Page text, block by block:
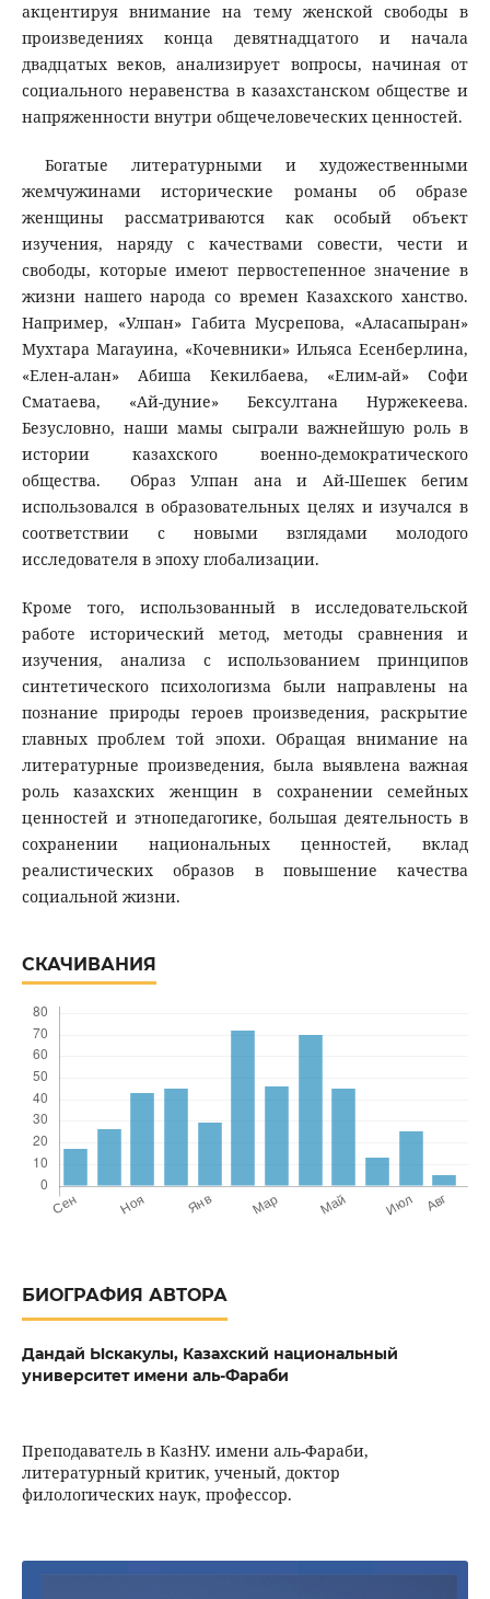
акцентируя внимание на тему женской свободы в
произведениях конца девятнадцатого и начала
двадцатых веков, анализирует вопросы, начиная от
социального неравенства в казахстанском обществе и
напряженности внутри общечеловеческих ценностей.
Богатые литературными и художественными
жемчужинами исторические романы об образе
женщины рассматриваются как особый объект
изучения, наряду с качествами совести, чести и
свободы, которые имеют первостепенное значение в
жизни нашего народа со времен Казахского ханство.
Например, «Улпан» Габита Мусрепова, «Аласапыран»
Мухтара Магауина, «Кочевники» Ильяса Есенберлина,
«Елен-алан» Абиша Кекилбаева, «Елим-ай» Софи
Сматаева, «Ай-дуние» Бексултана Нуржекеева.
Безусловно, наши мамы сыграли важнейшую роль в
истории казахского военно-демократического
общества. Образ Улпан ана и Ай-Шешек бегим
использовался в образовательных целях и изучался в
соответствии с новыми взглядами молодого
исследователя в эпоху глобализации.
Кроме того, использованный в исследовательской
работе исторический метод, методы сравнения и
изучения, анализа с использованием принципов
синтетического психологизма были направлены на
познание природы героев произведения, раскрытие
главных проблем той эпохи. Обращая внимание на
литературные произведения, была выявлена важная
роль казахских женщин в сохранении семейных
ценностей и этнопедагогике, большая деятельность в
сохранении национальных ценностей, вклад
реалистических образов в повышение качества
социальной жизни.
СКАЧИВАНИЯ
БИОГРАФИЯ АВТОРА
Дандай Ыскакулы, Казахский национальный
университет имени аль-Фараби
Преподаватель в КазНУ. имени аль-Фараби,
литературный критик, ученый, доктор
филологических наук, профессор.